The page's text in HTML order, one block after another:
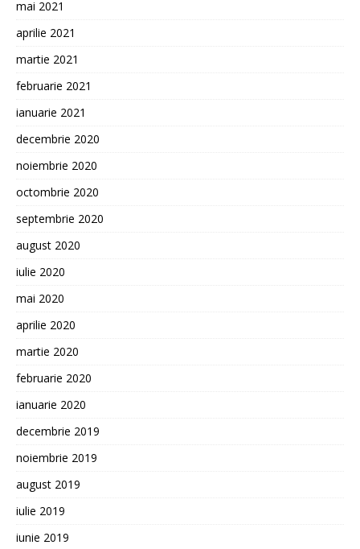
mai 2021
aprilie 2021
martie 2021
februarie 2021
ianuarie 2021
decembrie 2020
noiembrie 2020
octombrie 2020
septembrie 2020
august 2020
iulie 2020
mai 2020
aprilie 2020
martie 2020
februarie 2020
ianuarie 2020
decembrie 2019
noiembrie 2019
august 2019
iulie 2019
iunie 2019